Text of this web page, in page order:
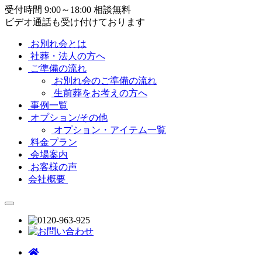
受付時間 9:00～18:00 相談無料
ビデオ通話も受け付けております
お別れ会とは
社葬・法人の方へ
ご準備の流れ
お別れ会のご準備の流れ
生前葬をお考えの方へ
事例一覧
オプション/その他
オプション・アイテム一覧
料金プラン
会場案内
お客様の声
会社概要